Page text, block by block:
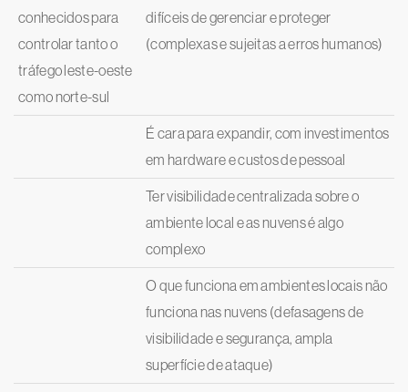
conhecidos para
controlar tanto o
tráfego leste-oeste
como norte-sul
difíceis de gerenciar e proteger
(complexas e sujeitas a erros humanos)
É cara para expandir, com investimentos
em hardware e custos de pessoal
Ter visibilidade centralizada sobre o
ambiente local e as nuvens é algo
complexo
O que funciona em ambientes locais não
funciona nas nuvens (defasagens de
visibilidade e segurança, ampla
superfície de ataque)